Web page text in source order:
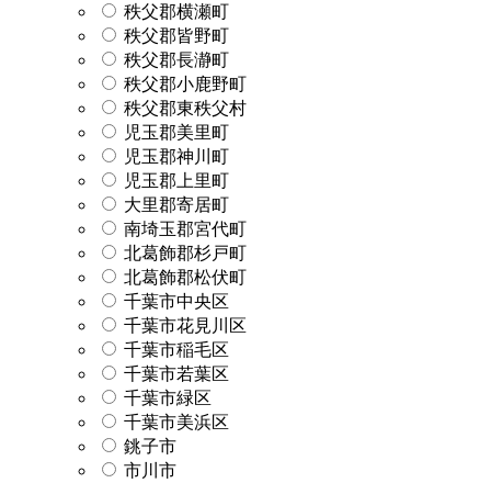
秩父郡横瀬町
秩父郡皆野町
秩父郡長瀞町
秩父郡小鹿野町
秩父郡東秩父村
児玉郡美里町
児玉郡神川町
児玉郡上里町
大里郡寄居町
南埼玉郡宮代町
北葛飾郡杉戸町
北葛飾郡松伏町
千葉市中央区
千葉市花見川区
千葉市稲毛区
千葉市若葉区
千葉市緑区
千葉市美浜区
銚子市
市川市